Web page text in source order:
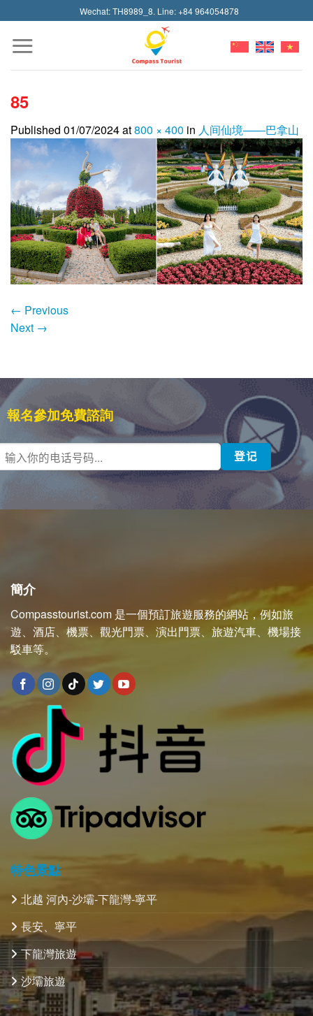
to
content
Wechat: TH8989_8. Line: +84 964054878
85
Published 01/07/2024at800 × 400 in 人间仙境——巴拿山
← Previous
Next →
報名參加免費諮詢
簡介
Compasstourist.com 是一個預訂旅遊服務的網站，例如旅
遊、酒店、機票、觀光門票、演出門票、旅遊汽車、機場接
駁車等。
特色景點
北越 河內-沙壩-下龍灣-寧平
長安、寧平
下龍灣旅遊
沙壩旅遊